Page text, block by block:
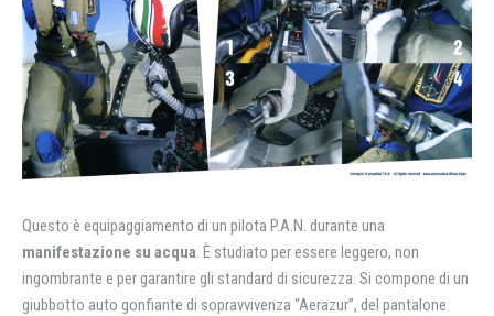
Questo è equipaggiamento di un pilota P.A.N. durante una
manifestazione su acqua. È studiato per essere leggero, non
ingombrante e per garantire gli standard di sicurezza. Si compone di un
giubbotto auto gonfiante di sopravvivenza “Aerazur”, del pantalone